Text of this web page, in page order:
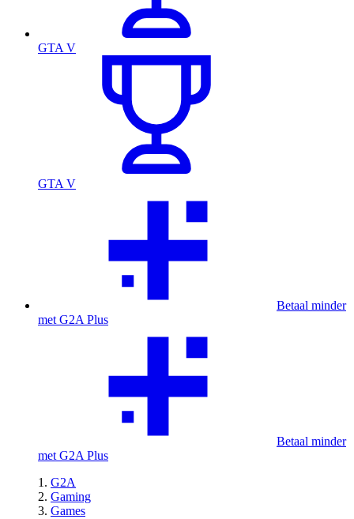
GTA V
GTA V
Betaal minder
met G2A Plus
Betaal minder
met G2A Plus
G2A
Gaming
Games